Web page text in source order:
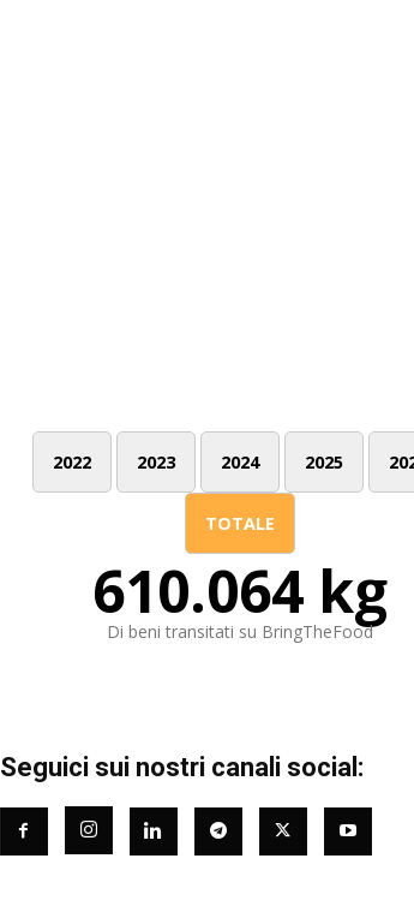
2022 2023 2024 2025
TOTALE
610.064 kg
Di beni transitati su BringTheFood
Seguici sui nostri canali social: